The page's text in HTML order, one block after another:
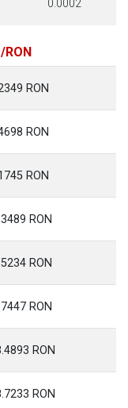
0.0002
RON
RON
RON
RON
RON
RON
RON
RON
RON